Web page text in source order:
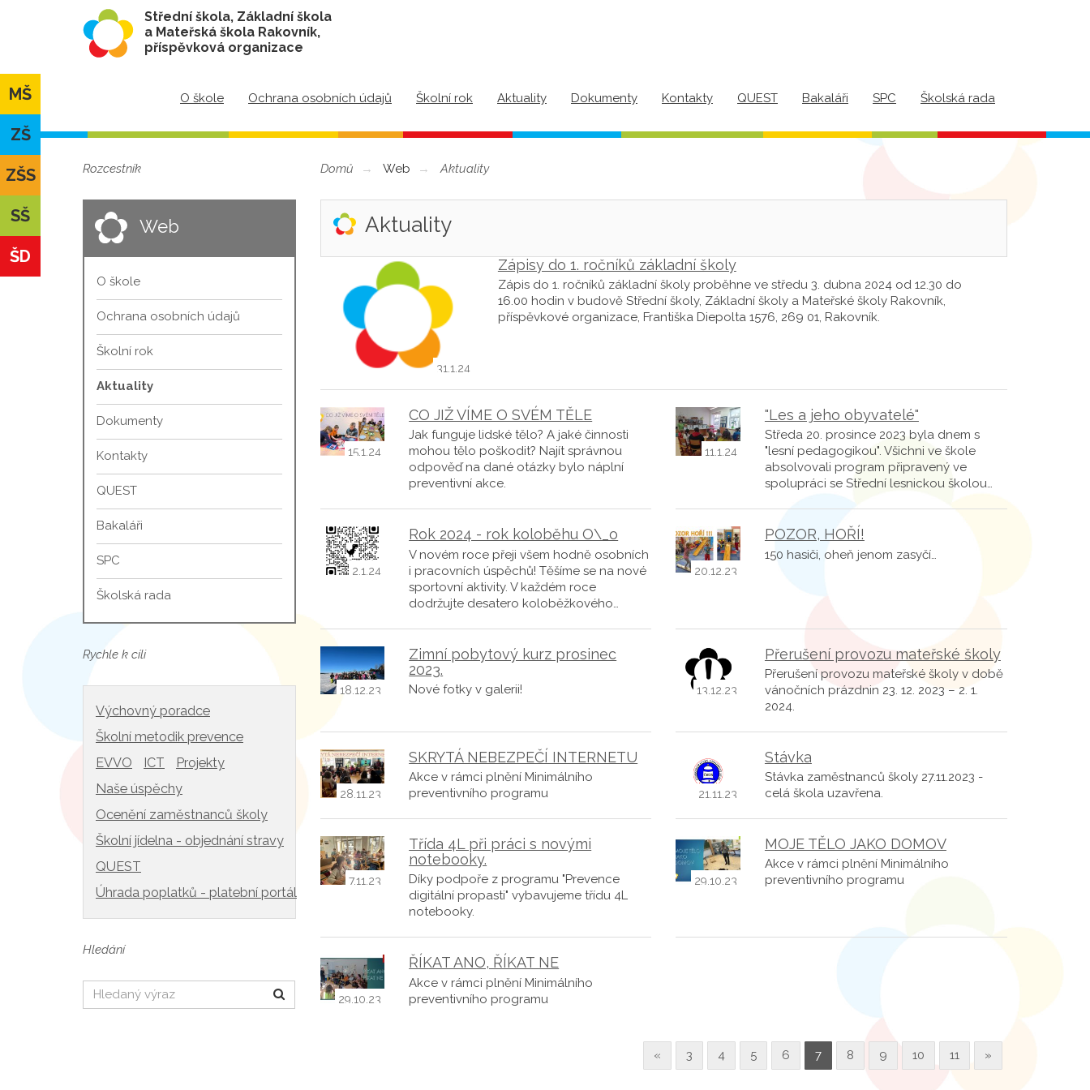
Střední škola, Základní škola
a Mateřská škola Rakovník,
příspěvková organizace
O škole Ochrana osobních údajů Školní rok Aktuality Dokumenty Kontakty QUEST Bakaláři SPC Školská rada
MŠ
ZŠ
ZŠS
SŠ
ŠD
Rozcestník
Web
O škole
Ochrana osobních údajů
Školní rok
Aktuality
Dokumenty
Kontakty
QUEST
Bakaláři
SPC
Školská rada
Rychle k cíli
Výchovný poradce
Školní metodik prevence
EVVO
ICT
Projekty
Naše úspěchy
Ocenění zaměstnanců školy
Školní jídelna - objednání stravy
QUEST
Úhrada poplatků - platební portál
Hledání
Hledat
Domů Web Aktuality
Aktuality
31.1.24
Zápisy do 1. ročníků základní školy
Zápis do 1. ročníků základní školy proběhne ve středu 3. dubna 2024 od 12.30 do
16.00 hodin v budově Střední školy, Základní školy a Mateřské školy Rakovník,
příspěvkové organizace, Františka Diepolta 1576, 269 01, Rakovník.
15.1.24
CO JIŽ VÍME O SVÉM TĚLE
Jak funguje lidské tělo? A jaké činnosti
mohou tělo poškodit? Najít správnou
odpověď na dané otázky bylo náplní
preventivní akce.
11.1.24
"Les a jeho obyvatelé"
Středa 20. prosince 2023 byla dnem s
"lesní pedagogikou". Všichni ve škole
absolvovali program připravený ve
spolupráci se Střední lesnickou školou…
2.1.24
Rok 2024 - rok koloběhu O\_o
V novém roce přeji všem hodně osobních
i pracovních úspěchů! Těšíme se na nové
sportovní aktivity. V každém roce
dodržujte desatero koloběžkového…
20.12.23
POZOR, HOŘÍ!
150 hasiči, oheň jenom zasyčí…
18.12.23
Zimní pobytový kurz prosinec
2023.
Nové fotky v galerii! 13.12.23
Přerušení provozu mateřské školy
Přerušení provozu mateřské školy v době
vánočních prázdnin 23. 12. 2023 – 2. 1.
2024.
28.11.23
SKRYTÁ NEBEZPEČÍ INTERNETU
Akce v rámci plnění Minimálního
preventivního programu
21.11.23
Stávka
Stávka zaměstnanců školy 27.11.2023 -
celá škola uzavřena.
7.11.23
Třída 4L při práci s novými
notebooky.
Díky podpoře z programu "Prevence
digitální propasti" vybavujeme třídu 4L
notebooky.
29.10.23
MOJE TĚLO JAKO DOMOV
Akce v rámci plnění Minimálního
preventivního programu
29.10.23
ŘÍKAT ANO, ŘÍKAT NE
Akce v rámci plnění Minimálního
preventivního programu
« 3 4 5 6 7 8 9 10 11 »